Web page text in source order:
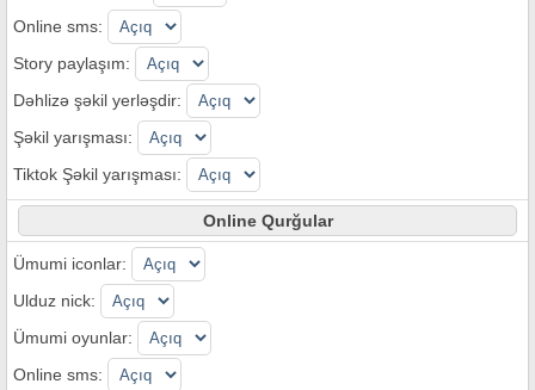
Online sms:
Story paylaşım:
Dəhlizə şəkil yerləşdir:
Şəkil yarışması:
Tiktok Şəkil yarışması:
Online Qurğular
Ümumi iconlar:
Ulduz nick:
Ümumi oyunlar:
Online sms: